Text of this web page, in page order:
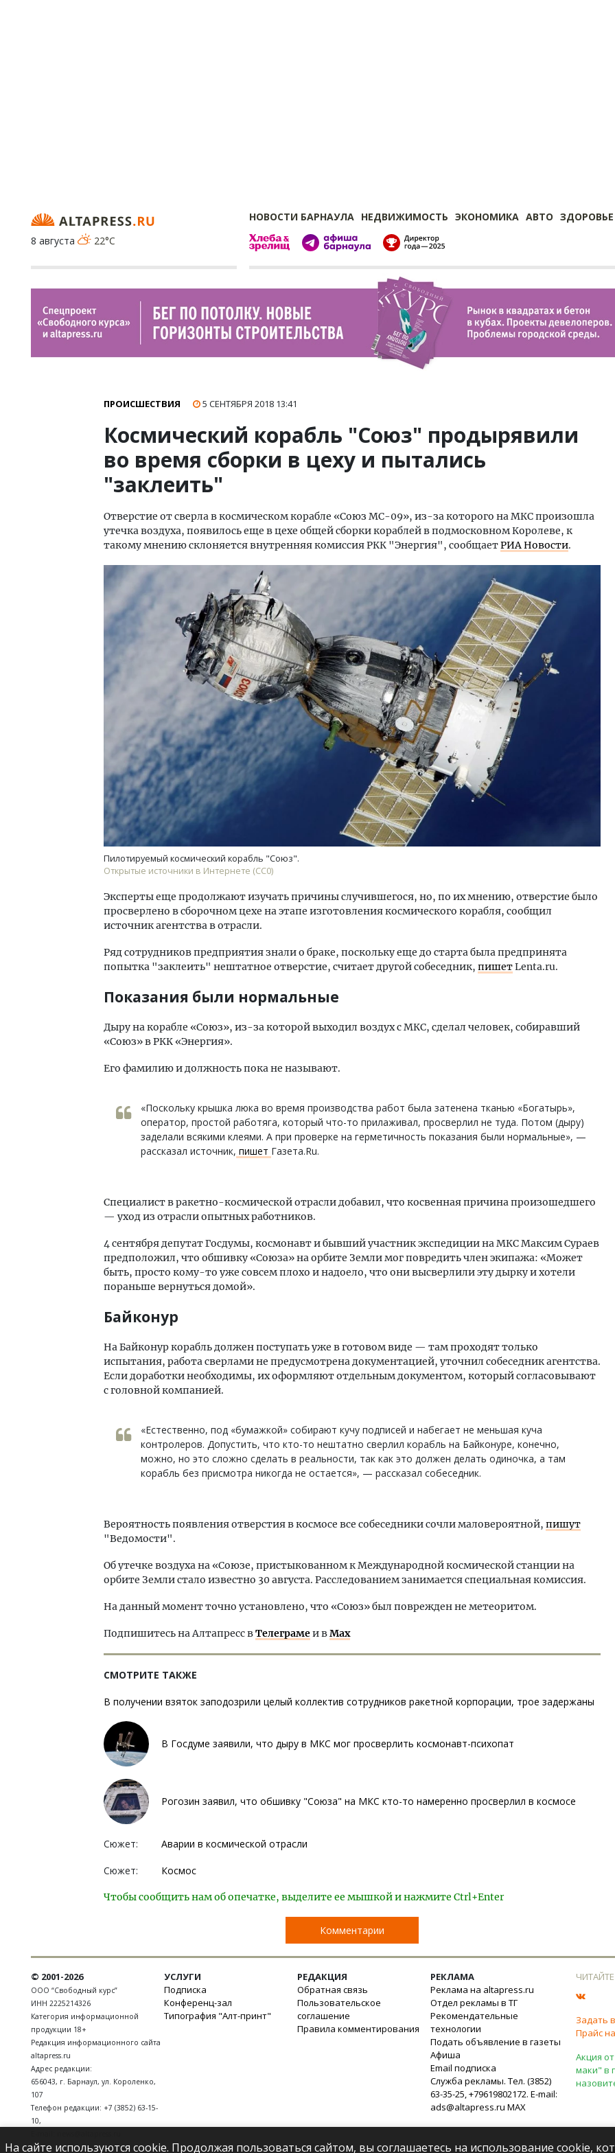
НОВОСТИ БАРНАУЛА НЕДВИЖИМОСТЬ ЭКОНОМИКА АВТО ЗДОРОВЬЕ
8 августа
22°C
ПРОИСШЕСТВИЯ 5 СЕНТЯБРЯ 2018 13:41
Космический корабль "Союз" продырявили
во время сборки в цеху и пытались
"заклеить"
Отверстие от сверла в космическом корабле «Союз МС-09», из-за которого на МКС произошла
утечка воздуха, появилось еще в цехе общей сборки кораблей в подмосковном Королеве, к
такому мнению склоняется внутренняя комиссия РКК "Энергия", сообщаетРИА Новости.
Пилотируемый космический корабль "Союз".
Открытые источники в Интернете (СС0)
Эксперты еще продолжают изучать причины случившегося, но, по их мнению, отверстие было
просверлено в сборочном цехе на этапе изготовления космического корабля, сообщил
источник агентства в отрасли.
Ряд сотрудников предприятия знали о браке, поскольку еще до старта была предпринята
попытка "заклеить" нештатное отверстие, считает другой собеседник, пишетLenta.ru.
Показания были нормальные
Дыру на корабле «Союз», из-за которой выходил воздух с МКС, сделал человек, собиравший
«Союз» в РКК «Энергия».
Его фамилию и должность пока не называют.
«Поскольку крышка люка во время производства работ была затенена тканью «Богатырь»,
оператор, простой работяга, который что-то прилаживал, просверлил не туда. Потом (дыру)
заделали всякими клеями. А при проверке на герметичность показания были нормальные», —
рассказал источник, пишет Газета.Ru.
Специалист в ракетно-космической отрасли добавил, что косвенная причина произошедшего
— уход из отрасли опытных работников.
4 сентября депутат Госдумы, космонавт и бывший участник экспедиции на МКС Максим Сураев
предположил, что обшивку «Союза» на орбите Земли мог повредить член экипажа: «Может
быть, просто кому-то уже совсем плохо и надоело, что они высверлили эту дырку и хотели
пораньше вернуться домой».
Байконур
На Байконур корабль должен поступать уже в готовом виде — там проходят только
испытания, работа сверлами не предусмотрена документацией, уточнил собеседник агентства.
Если доработки необходимы, их оформляют отдельным документом, который согласовывают
с головной компанией.
«Естественно, под «бумажкой» собирают кучу подписей и набегает не меньшая куча
контролеров. Допустить, что кто-то нештатно сверлил корабль на Байконуре, конечно,
можно, но это сложно сделать в реальности, так как это должен делать одиночка, а там
корабль без присмотра никогда не остается», — рассказал собеседник.
Вероятность появления отверстия в космосе все собеседники сочли маловероятной, пишут
"Ведомости".
Об утечке воздуха на «Союзе, пристыкованном к Международной космической станции на
орбите Земли стало известно 30 августа. Расследованием занимается специальная комиссия.
На данный момент точно установлено, что «Союз» был поврежден не метеоритом.
Подпишитесь на Алтапресс вТелеграмеи вMax
СМОТРИТЕ ТАКЖЕ
В получении взяток заподозрили целый коллектив сотрудников ракетной корпорации, трое задержаны
В Госдуме заявили, что дыру в МКС мог просверлить космонавт-психопат
Рогозин заявил, что обшивку "Союза" на МКС кто-то намеренно просверлил в космосе
Сюжет: Аварии в космической отрасли
Сюжет: Космос
Чтобы сообщить нам об опечатке, выделите ее мышкой и нажмите Ctrl+Enter
Комментарии
Архитектурный код начинается с
земли. Мощение крупноформатными
плитами становится новым
стандартом благоустройства
СТРОИТЕЛЬСТВО
Смелость архитектурных идей.
Генеральный директор компании
ЗИАС — об эстетике городов,
трендах в фасадах и развитии рынка
СТРОИТЕЛЬСТВО
Ищем новые берега.
«Жилищной инициативы»
Гатилов — о том, как
оставаться на плаву,
СТРОИТЕЛЬСТВО
© 2001-2026
ООО “Свободный курс”
ИНН 2225214326
Категория информационной
продукции 18+
Редакция информационного сайта
altapress.ru
Адрес редакции:
656043, г. Барнаул, ул. Короленко,
107
Телефон редакции: +7 (3852) 63-15-
10,
УСЛУГИ
Подписка
Конференц-зал
Типография "Алт-принт"
РЕДАКЦИЯ
Обратная связь
Пользовательское
соглашение
Правила комментирования
РЕКЛАМА
Реклама на altapress.ru
Отдел рекламы в ТГ
Рекомендательные
технологии
Подать объявление в газеты
Афиша
Email подписка
Служба рекламы. Тел. (3852)
63-35-25, +79619802172. E-mail:
ads@altapress.ru MAX
Задать
Прайс
Акция
маки" в
На сайте используются cookie. Продолжая пользоваться сайтом, вы соглашаетесь на использование cookie,